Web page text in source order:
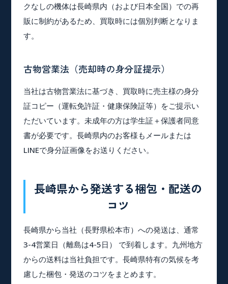
クなしの機体は長崎県内（および日本全国）での再
販に制約があるため、買取時には個別判断となりま
す。
古物営業法（売却時の身分証提示）
当社は古物営業法に基づき、買取時に売主様の身分
証コピー（運転免許証・健康保険証等）をご提示い
ただいています。未成年の方は学生証＋保護者同意
書が必要です。長崎県内のお客様もメールまたは
LINEで身分証画像をお送りください。
長崎県から発送する梱包・配送の
コツ
長崎県から当社（長野県松本市）への発送は、通常
3-4営業日（離島は4-5日）
で到着します。九州地方
からの送料は当社負担です。長崎県特有の気候を考
慮した梱包・発送のコツをまとめます。